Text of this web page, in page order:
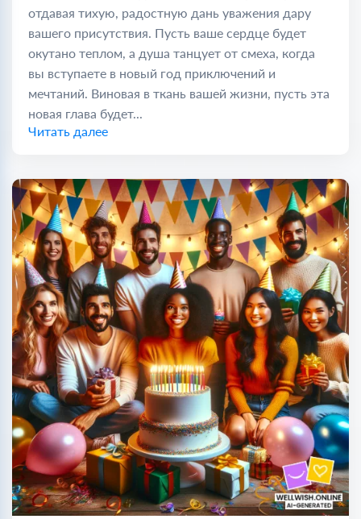
отдавая тихую, радостную дань уважения дару
вашего присутствия. Пусть ваше сердце будет
окутано теплом, а душа танцует от смеха, когда
вы вступаете в новый год приключений и
мечтаний. Виновая в ткань вашей жизни, пусть эта
новая глава будет...
Читать далее